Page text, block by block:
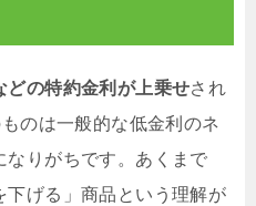
どの特約金利が上乗せされ
のは一般的な低金利のネ
なりがちです。あくまで
下げる」商品という理解が